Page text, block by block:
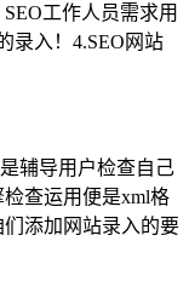
工作人员需求用
录入！ 4.SEO网站
辅导用户检查自己
查运用便是xml格
添加网站录入的要